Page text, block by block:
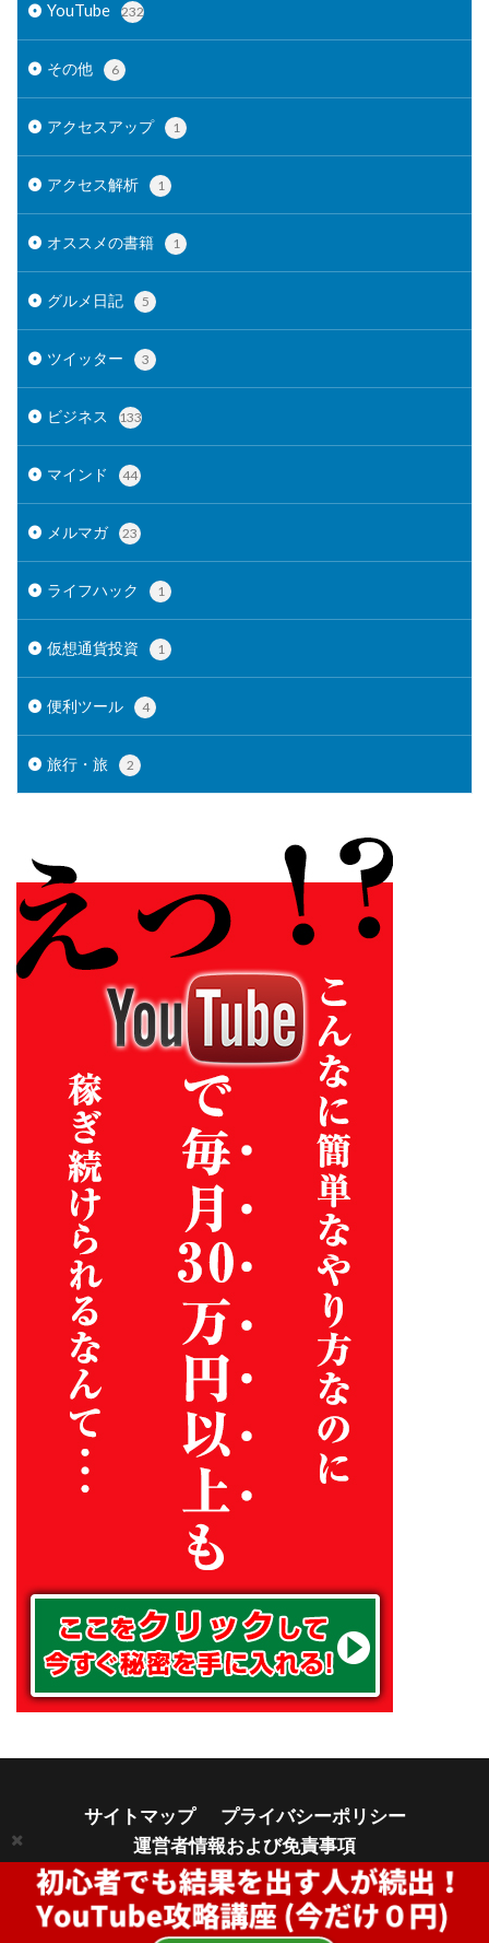
YouTube 232
その他 6
アクセスアップ 1
アクセス解析 1
オススメの書籍 1
グルメ日記 5
ツイッター 3
ビジネス 133
マインド 44
メルマガ 23
ライフハック 1
仮想通貨投資 1
便利ツール 4
旅行・旅 2
サイトマップ
プライバシーポリシー
運営者情報および免責事項
© Copyright 2026 アフィリエイトでノンストレスな高利益率ビ
ジネスをつくる方法.